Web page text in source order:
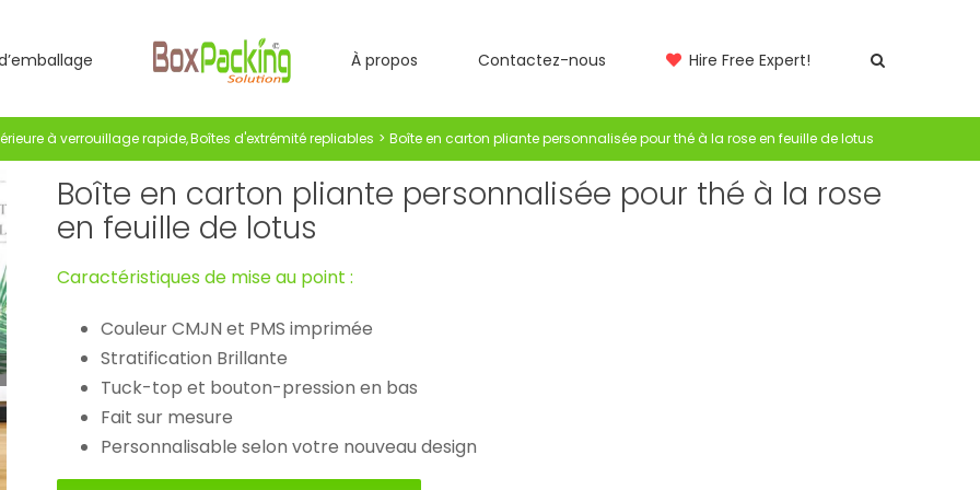
À propos Contactez-nous Hire Free Expert!
à verrouillage rapide Boîtes d'extrémité repliables Boîte en carton pliante personnalisée pour thé à la rose en feuille de lotus
Boîte en carton pliante personnalisée pour thé à la rose
en feuille de lotus
Caractéristiques de mise au point :
Couleur CMJN et PMS imprimée
Stratification Brillante
Tuck-top et bouton-pression en bas
Fait sur mesure
Personnalisable selon votre nouveau design